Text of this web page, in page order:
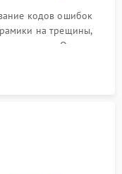
кодов ошибок
на трещины,
нагрева. Опрос
не видит посуду,